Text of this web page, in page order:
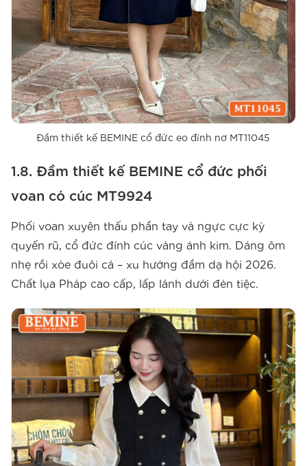
Đầm thiết kế BEMINE cổ đức eo đính nơ MT11045
1.8. Đầm thiết kế BEMINE cổ đức phối
voan có cúc MT9924
Phối voan xuyên thấu phần tay và ngực cực kỳ
quyến rũ, cổ đức đính cúc vàng ánh kim. Dáng ôm
nhẹ rồi xòe đuôi cá – xu hướng đầm dạ hội 2026.
Chất lụa Pháp cao cấp, lấp lánh dưới đèn tiệc.